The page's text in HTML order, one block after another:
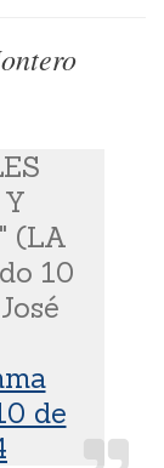
(LA
10
de